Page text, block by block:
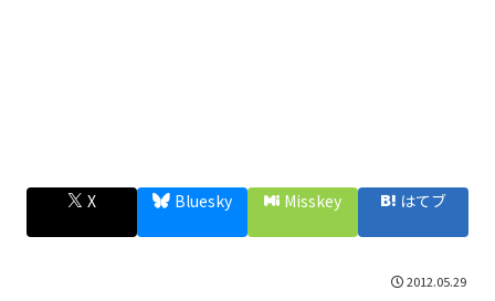
X Bluesky Misskey はてブ
2012.05.29